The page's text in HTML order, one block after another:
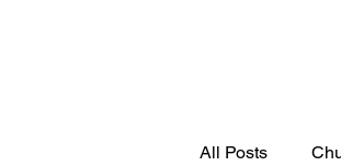
All Posts